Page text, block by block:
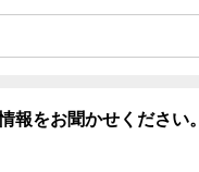
報をお聞かせください。